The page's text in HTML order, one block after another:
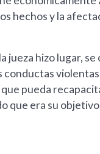
hechos y la
jueza hizo lugar,
pueda
que era su